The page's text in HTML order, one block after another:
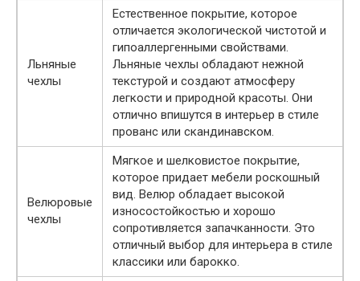
Льняные
чехлы
Естественное покрытие, которое
отличается экологической чистотой и
гипоаллергенными свойствами.
Льняные чехлы обладают нежной
текстурой и создают атмосферу
легкости и природной красоты. Они
отлично впишутся в интерьер в стиле
прованс или скандинавском.
Велюровые
чехлы
Мягкое и шелковистое покрытие,
которое придает мебели роскошный
вид. Велюр обладает высокой
износостойкостью и хорошо
сопротивляется запачканности. Это
отличный выбор для интерьера в стиле
классики или барокко.